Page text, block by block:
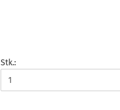
Stk.: